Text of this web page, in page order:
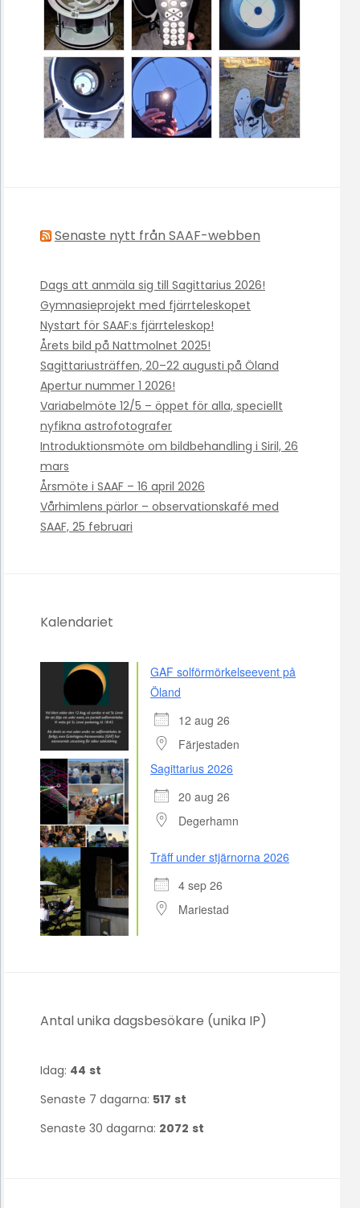
Senaste nytt från SAAF-webben
Dags att anmäla sig till Sagittarius 2026!
Gymnasieprojekt med fjärrteleskopet
Nystart för SAAF:s fjärrteleskop!
Årets bild på Nattmolnet 2025!
Sagittariusträffen, 20–22 augusti på Öland
Apertur nummer 1 2026!
Variabelmöte 12/5 – öppet för alla, speciellt
nyfikna astrofotografer
Introduktionsmöte om bildbehandling i Siril, 26
mars
Årsmöte i SAAF – 16 april 2026
Vårhimlens pärlor – observationskafé med
SAAF, 25 februari
Kalendariet
GAF solförmörkelseevent på
Öland
12 aug 26
Färjestaden
Sagittarius 2026
20 aug 26
Degerhamn
Träff under stjärnorna 2026
4 sep 26
Mariestad
Antal unika dagsbesökare (unika IP)
Idag: 44 st
Senaste 7 dagarna: 517 st
Senaste 30 dagarna: 2072 st